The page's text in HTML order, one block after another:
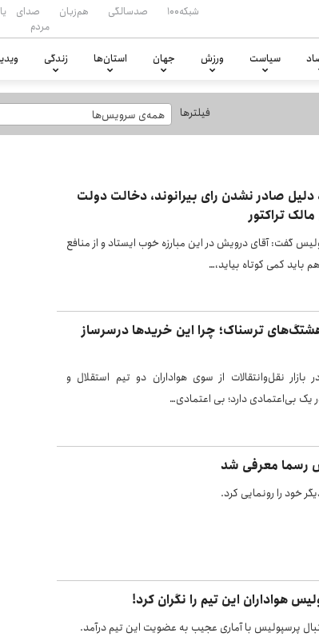
شبکه۱۰۰ صدسالگی هم‌زبان
صدای
مردم
سیاست ورزش جهان استان‌ها زندگی
فیلترها همه‌ی سرویس‌ها
دلیل صادر نشدن رای بیرانوند، دخالت دولت
تراکتور
گفت: آقای درویش در این مبارزه خوب ایستاد و از منافع
باید کمی کوتاه بیاید،…
ترسناک؛ چرا این خریدها درسرساز
نقل‌وانتقالات از سوی هواداران دو تیم استقلال و
بی‌اعتمادی دارد؛ بی اعتمادی…
رسما معرفی شد
خود را رونمایی کرد.
هواداران این تیم را نگران کرد!
پرسپولیس با آماری عجیب به عضویت این تیم درآمد.